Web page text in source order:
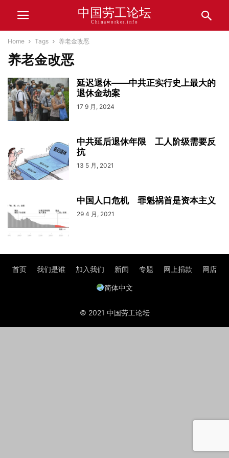
中国劳工论坛
Chinaworker.info
Home Tags 养老金改恶
养老金改恶
延迟退休——中共正实行史上最大的
退休金劫案
17 9 月, 2024
中共延后退休年限 工人阶级需要反
抗
13 5 月, 2021
中国人口危机 罪魁祸首是资本主义
29 4 月, 2021
首页 我们是谁 加入我们 新闻 专题 网上捐款 网店
简体中文
© 2021 中国劳工论坛